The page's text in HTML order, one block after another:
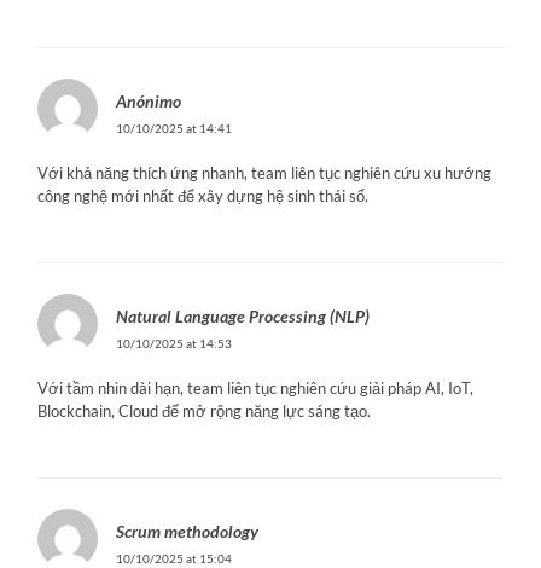
Anónimo
10/10/2025 at 14:41
Với khả năng thích ứng nhanh, team liên tục nghiên cứu xu hướng
công nghệ mới nhất để xây dựng hệ sinh thái số.
Natural Language Processing (NLP)
10/10/2025 at 14:53
Với tầm nhìn dài hạn, team liên tục nghiên cứu giải pháp AI, IoT,
Blockchain, Cloud để mở rộng năng lực sáng tạo.
Scrum methodology
10/10/2025 at 15:04